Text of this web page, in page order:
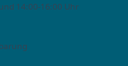
14:00-16:00 Uhr